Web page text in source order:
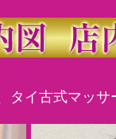
タイ古式マッ